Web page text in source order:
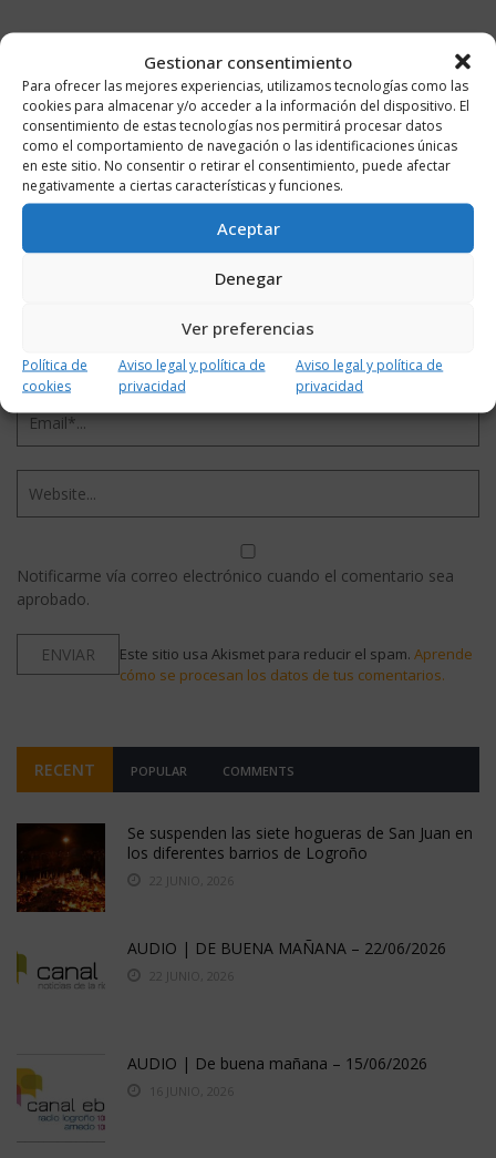
Gestionar consentimiento
Para ofrecer las mejores experiencias, utilizamos tecnologías como las
cookies para almacenar y/o acceder a la información del dispositivo. El
consentimiento de estas tecnologías nos permitirá procesar datos
como el comportamiento de navegación o las identificaciones únicas
en este sitio. No consentir o retirar el consentimiento, puede afectar
negativamente a ciertas características y funciones.
Aceptar
Denegar
Ver preferencias
Política de
cookies
Aviso legal y política de
privacidad
Aviso legal y política de
privacidad
DEJA UN COMENTARIO
Notificarme vía correo electrónico cuando el comentario sea
aprobado.
Este sitio usa Akismet para reducir el spam. Aprende
cómo se procesan los datos de tus comentarios.
RECENT POPULAR COMMENTS
Se suspenden las siete hogueras de San Juan en
los diferentes barrios de Logroño
22 JUNIO, 2026
AUDIO | DE BUENA MAÑANA – 22/06/2026
22 JUNIO, 2026
AUDIO | De buena mañana – 15/06/2026
16 JUNIO, 2026